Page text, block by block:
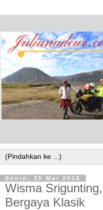
Senin, 25 Mei 2015
Wisma
Bergaya Klasik